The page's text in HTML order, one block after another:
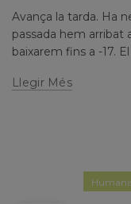
Avança la tarda. Ha
passada hem arribat
baixarem fins a -17.
Llegir Més